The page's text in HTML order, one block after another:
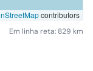
contributors
Em linha reta: 829 km